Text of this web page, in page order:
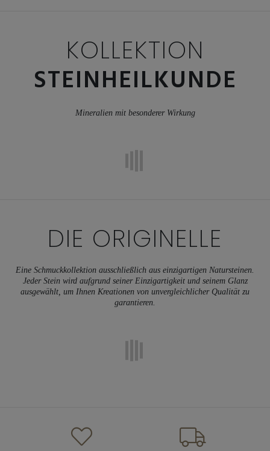
KOLLEKTION
STEINHEILKUNDE
Mineralien mit besonderer Wirkung
DIE ORIGINELLE
Eine Schmuckkollektion ausschließlich aus einzigartigen Natursteinen.
Jeder Stein wird aufgrund seiner Einzigartigkeit und seinem Glanz
ausgewählt, um Ihnen Kreationen von unvergleichlicher Qualität zu
garantieren.